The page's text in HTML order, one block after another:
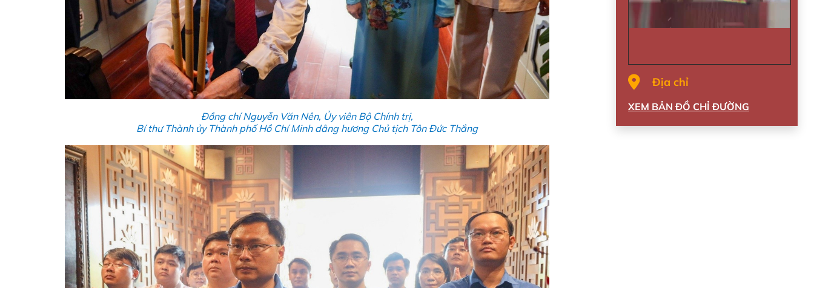
Đồng chí Nguyễn Văn Nên, Ủy viên Bộ Chính trị,
Bí thư Thành ủy Thành phố Hồ Chí Minh dâng hương Chủ tịch Tôn Đức Thắng
Địa chỉ
XEM BẢN ĐỒ CHỈ ĐƯỜNG